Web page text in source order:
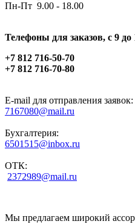
Пн-Пт 9.00 - 18.00
Телефоны для заказов, c 9 до
+7 812 716-50-70
+7 812 716-70-80
E-mail для отправления заявок:
7167080@mail.ru
Бухгалтерия:
6501515@inbox.ru
ОТК:
2372989@mail.ru
Мы предлагаем широкий